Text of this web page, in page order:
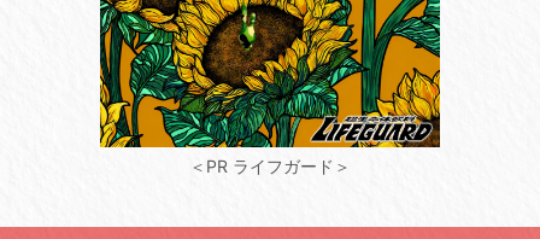
＜PR ライフガード＞